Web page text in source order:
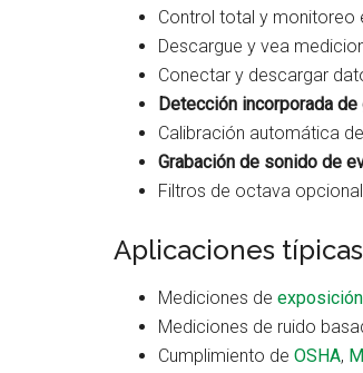
Control total y monitoreo
Descargue y vea
Conectar y descargar
Detección incorporada
Calibración automática
Grabación de sonido de
Filtros de octava
Aplicaciones típicas
Mediciones de
Mediciones de ruido
Cumplimiento de OSHA,